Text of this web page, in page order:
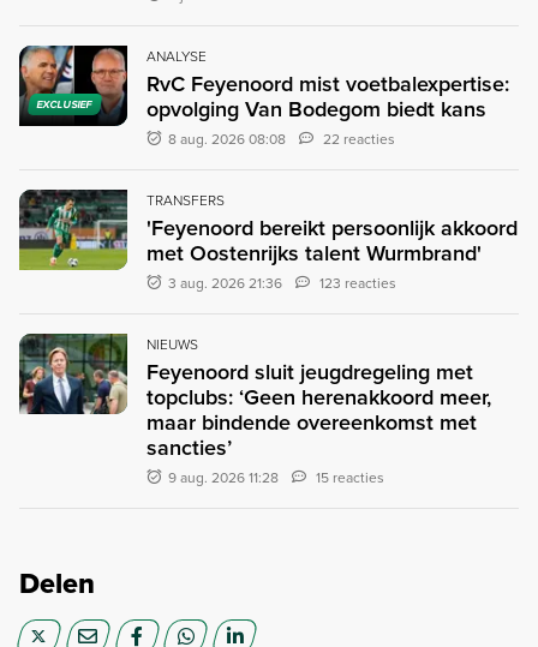
EXCLUSIEF
ANALYSE
RvC Feyenoord mist voetbalexpertise:
opvolging Van Bodegom biedt kans
8 aug. 2026 08:08 22 reacties
TRANSFERS
'Feyenoord bereikt persoonlijk akkoord
met Oostenrijks talent Wurmbrand'
3 aug. 2026 21:36 123 reacties
NIEUWS
Feyenoord sluit jeugdregeling met
topclubs: ‘Geen herenakkoord meer,
maar bindende overeenkomst met
sancties’
9 aug. 2026 11:28 15 reacties
Delen